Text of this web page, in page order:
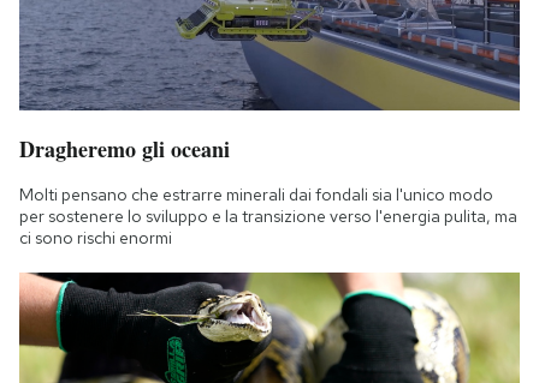
CALENDARIO
AREA PERSONALE
Area Personale
Notifiche mobile
Regala il Post
Esci
Dragheremo gli oceani
Molti pensano che estrarre minerali dai fondali sia l'unico modo
per sostenere lo sviluppo e la transizione verso l'energia pulita, ma
ci sono rischi enormi